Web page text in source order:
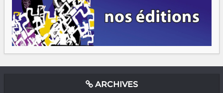
ARCHIVES